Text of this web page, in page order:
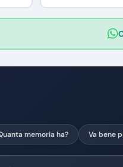
memoria ha? Va bene